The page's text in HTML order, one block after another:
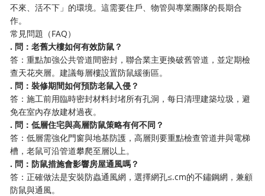
不來、活不下」的環境。這需要住戶、物管與專業團隊的長期合
作。
常見問題（FAQ）
​. 問：老舊大樓如何有效防鼠？​
答：重點加強公共管道間密封，聯合業主更換破舊管道，並定期檢
查天花夾層。建議每層樓設置防鼠緩衝區。
​. 問：裝修期間如何預防老鼠入侵？​
答：施工前用臨時密封材料封堵所有孔洞，每日清理建築垃圾，避
免在室內存放建材過夜。
​. 問：低層住宅與高層防鼠策略有何不同？​
答：低層需強化門窗與地基防護，高層則要重點檢查管道井與電梯
槽，老鼠可沿管道攀爬至層以上。
​. 問：防鼠措施會影響房屋通風嗎？​
答：正確做法是安裝防蟲通風網，選擇網孔≤.cm的不鏽鋼網，兼顧
防鼠與通風。